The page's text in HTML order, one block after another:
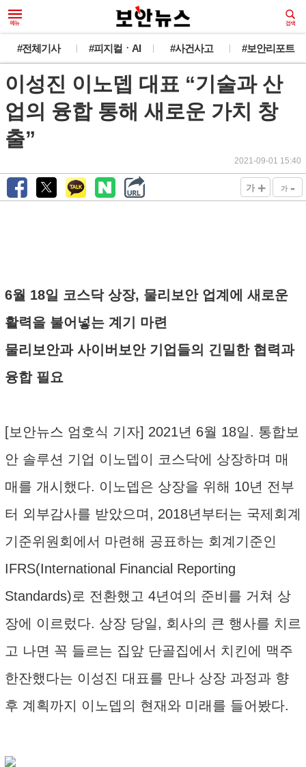
#전체기사 #피지컬ㆍAI #사건사고 #보안리포트
이성진 이노뎁 대표 “기술과 산
업의 융합 통해 새로운 가치 창
출”
2021-09-01 15:40
가 + 가 -
6월 18일 코스닥 상장, 물리보안 업계에 새로운
활력을 불어넣는 계기 마련
물리보안과 사이버보안 기업들의 긴밀한 협력과
융합 필요
[보안뉴스 엄호식 기자] 2021년 6월 18일. 통합보
안 솔루션 기업 이노뎁이 코스닥에 상장하며 매
매를 개시했다. 이노뎁은 상장을 위해 10년 전부
터 외부감사를 받았으며, 2018년부터는 국제회계
기준위원회에서 마련해 공표하는 회계기준인
IFRS(International Financial Reporting
Standards)로 전환했고 4년여의 준비를 거쳐 상
장에 이르렀다. 상장 당일, 회사의 큰 행사를 치르
고 나면 꼭 들르는 집앞 단골집에서 치킨에 맥주
한잔했다는 이성진 대표를 만나 상장 과정과 향
후 계획까지 이노뎁의 현재와 미래를 들어봤다.